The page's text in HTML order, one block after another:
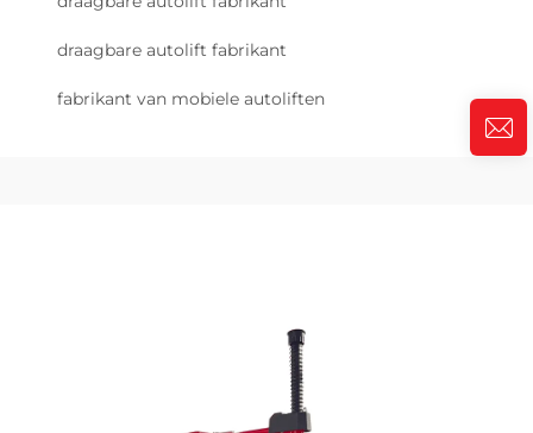
draagbare autolift fabrikant
fabrikant van mobiele autoliften